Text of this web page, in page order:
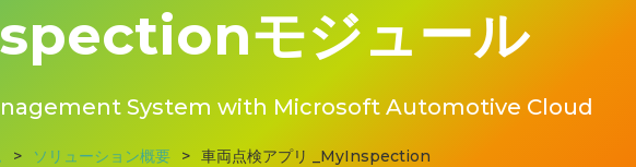
モジュール
System with Microsoft Automotive Cloud
> ソリューション概要 > 車両点検アプリ _MyInspection